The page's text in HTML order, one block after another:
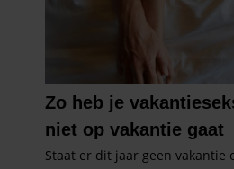
gaat akkoord met onze cookies